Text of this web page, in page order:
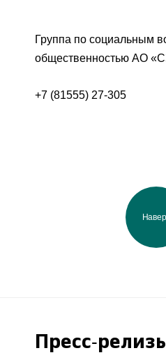
Группа по социальным
общественностью АО
+7 (81555) 27-305
Пресс-